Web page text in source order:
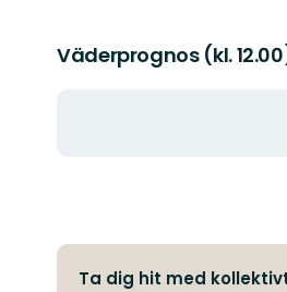
Väderprognos (kl.
Ta dig hit med